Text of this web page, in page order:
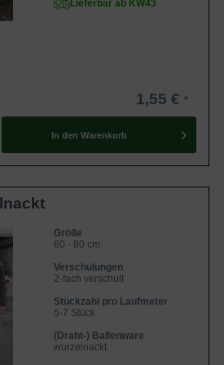
der Pflanze verfügbar gemacht.
Pilz von der Pflanze seine
die Pilze positiv auf die Gesundheit
verträgt durch die Pilze
und wird vor Schädlingen
Bei wurzelnackten Pflanzen
da die Pflanze zunächst mit den
muss.
für Carpinus betulus
eine pflegeleichte und robuste
die Bedürfnisse der Pflanze
Lieferbar ab KW43
1,55 €
In den Warenkorb
Größe
60 - 80 cm
Verschulungen
2-fach verschult
Stückzahl pro Laufmeter
5-7 Stück
(Draht-) Ballenware
wurzelnackt